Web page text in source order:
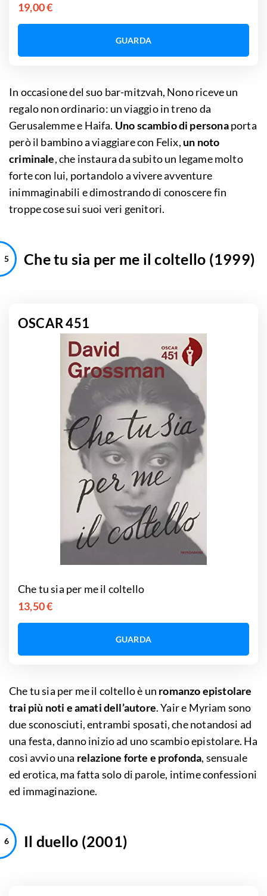
19,00 €
GUARDA
In occasione del suo bar-mitzvah, Nono riceve un
regalo non ordinario: un viaggio in treno da
Gerusalemme e Haifa. Uno scambio di personaporta
però il bambino a viaggiare con Felix, un noto
criminale, che instaura da subito un legame molto
forte con lui, portandolo a vivere avventure
inimmaginabili e dimostrando di conoscere fin
troppe cose sui suoi veri genitori.
Che tu sia per me il coltello (1999)
OSCAR 451
Che tu sia per me il coltello
13,50 €
GUARDA
Che tu sia per me il coltello è un romanzo epistolare
trai più noti e amati dell’autore. Yair e Myriam sono
due sconosciuti, entrambi sposati, che notandosi ad
una festa, danno inizio ad uno scambio epistolare. Ha
così avvio una relazione forte e profonda, sensuale
ed erotica, ma fatta solo di parole, intime confessioni
ed immaginazione.
Il duello (2001)